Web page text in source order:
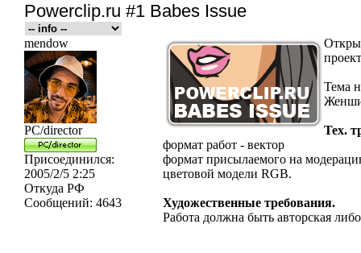
Powerclip.ru #1 Babes Issue
mendow
PC/director
Присоединился:
2005/2/5 2:25
Откуда РФ
Сообщений: 4643
Тема
Тех.
формат работ - вектор
формат присылаемого на
цветовой модели RGB.
Художественные требования.
Работа должна быть авторская